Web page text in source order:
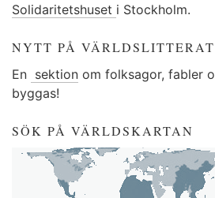
Solidaritetshuset i Stockholm.
NYTT PÅ
En sektion om folksagor, fabler
byggas!
SÖK PÅ VÄRLDSKARTAN